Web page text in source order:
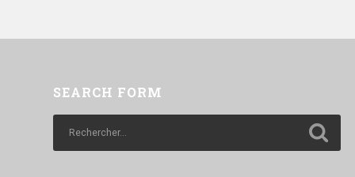
SEARCH FORM